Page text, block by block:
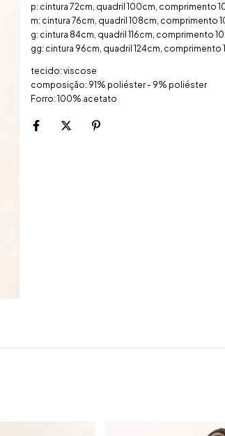
p: cintura 72cm, quadril 100cm, comprimento
m: cintura 76cm, quadril 108cm, comprimento
g: cintura 84cm, quadril 116cm, comprimento
gg: cintura 96cm, quadril 124cm, comprimento
tecido: viscose
composição: 91% poliéster - 9% poliéster
Forro: 100% acetato